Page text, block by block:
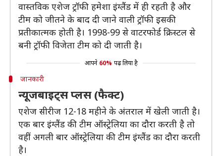
वास्तविक एशेज ट्रॉफी हमेशा इंग्लैंड में ही रहती है और
टीम को जीतने के बाद दी जाने वाली ट्रॉफी इसकी
प्रतीकात्मक होती है। 1998-99 से वाटरफोर्ड क्रिस्टल से
बनी ट्रॉफी विजेता टीम को दी जाती है।
आपने 60% पढ़ लिया है
जानकारी
न्यूजबाइट्स प्लस (फैक्ट)
एशेज सीरीज 12-18 महीने के अंतराल में खेली जाती है।
एक बार इंग्लैंड की टीम ऑस्ट्रेलिया का दौरा करती है तो
वहीं अगली बार ऑस्ट्रेलिया की टीम इंग्लैंड का दौरा करती
है।